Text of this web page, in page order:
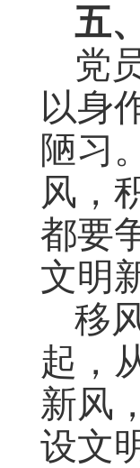
五
党
以身
陋习
风，
都要
文明
移
起，
新风
设文